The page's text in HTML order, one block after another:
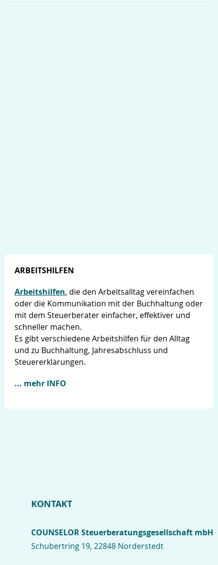
ARBEITSHILFEN
Arbeitshilfen, die den Arbeitsalltag vereinfachen
oder die Kommunikation mit der Buchhaltung oder
mit dem Steuerberater einfacher, effektiver und
schneller machen.
Es gibt verschiedene Arbeitshilfen für den Alltag
und zu Buchhaltung, Jahresabschluss und
Steuererklärungen.
... mehr INFO
KONTAKT
COUNSELOR Steuerberatungsgesellschaft mbH
Schubertring 19, 22848 Norderstedt